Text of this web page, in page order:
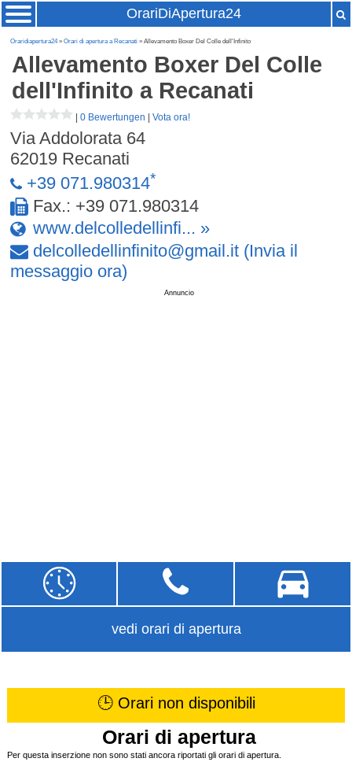
OrariDiApertura24
Oraridiapertura24»Orari di apertura a Recanati » Allevamento Boxer Del Colle dell'Infinito
Allevamento Boxer Del Colle
dell'Infinito a Recanati
|0 Bewertungen |Vota ora!
Via Addolorata 64
62019 Recanati
+39 071.980314*
Fax.: +39 071.980314
www.delcolledellinfi... »
delcolledellinfinito@gmail.it (Invia il
messaggio ora)
Annuncio
vedi orari di apertura
🕒 Orari non disponibili
Orari di apertura
Per questa inserzione non sono stati ancora riportati gli orari di apertura.